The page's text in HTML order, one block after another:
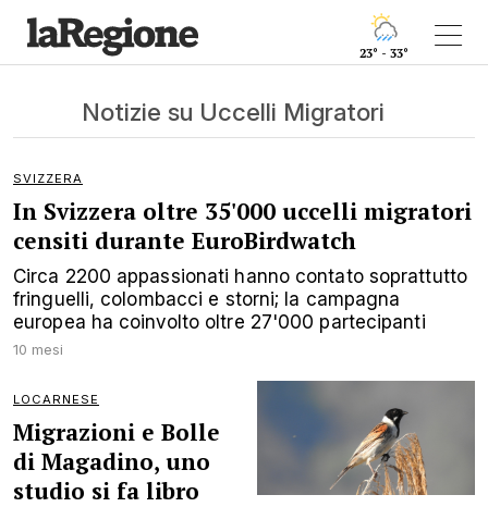
23° - 33°
Notizie su Uccelli Migratori
SVIZZERA
In Svizzera oltre 35'000 uccelli migratori
censiti durante EuroBirdwatch
Circa 2200 appassionati hanno contato soprattutto
fringuelli, colombacci e storni; la campagna
europea ha coinvolto oltre 27'000 partecipanti
10 mesi
LOCARNESE
Migrazioni e Bolle
di Magadino, uno
studio si fa libro